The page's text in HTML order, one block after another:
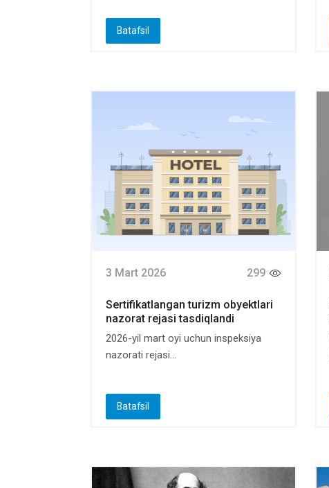
Batafsil
3 Mart 2026 299
Sertifikatlangan turizm obyektlari
nazorat rejasi tasdiqlandi
2026-yil mart oyi uchun inspeksiya
nazorati rejasi...
Batafsil